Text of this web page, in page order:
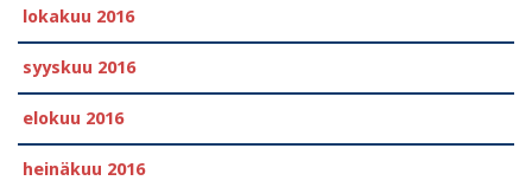
lokakuu 2016
syyskuu 2016
elokuu 2016
heinäkuu 2016